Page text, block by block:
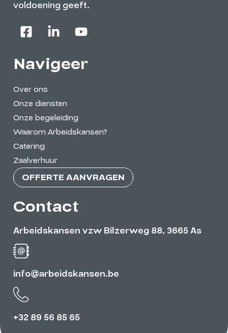
voldoening geeft.
Navigeer
Over ons
Onze diensten
Onze begeleiding
Waarom Arbeidskansen?
Catering
Zaalverhuur
OFFERTE AANVRAGEN
Contact
Arbeidskansen vzw Bilzerweg 88, 3665 As
info@arbeidskansen.be
+32 89 56 85 65